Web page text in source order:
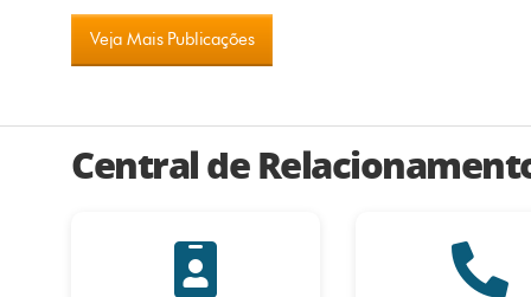
bares e restaurantes.
Saiba Mais
percentual incidente sobre multas arrecadadas
no âmbito da transação tributária destinada ao
Fundo de Desenvolvimento e Aperfeiçoamento
Veja Mais Publicações
Central de